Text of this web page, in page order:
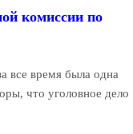
комиссии по
все время была одна
что уголовное дело